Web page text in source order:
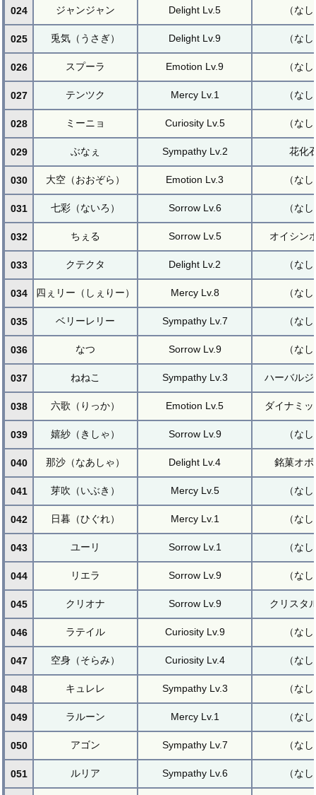
024 ジャンジャン Delight Lv.5 （な
025 兎気（うさぎ） Delight Lv.9 （な
026 スプーラ Emotion Lv.9 （な
027 テンツク Mercy Lv.1 （な
028 ミーニョ Curiosity Lv.5 （な
029 ぶなぇ Sympathy Lv.2 花化
030 大空（おおぞら） Emotion Lv.3 （な
031 七彩（ないろ） Sorrow Lv.6 （な
032 ちぇる Sorrow Lv.5 オイシン
033 クテクタ Delight Lv.2 （な
034 四ぇリー（しぇりー） Mercy Lv.8 （な
035 ベリーレリー Sympathy Lv.7 （な
036 なつ Sorrow Lv.9 （な
037 ねねこ Sympathy Lv.3 ハーバル
038 六歌（りっか） Emotion Lv.5 ダイナミ
039 嬉紗（きしゃ） Sorrow Lv.9 （な
040 那沙（なあしゃ） Delight Lv.4 銘菓オボ
041 芽吹（いぶき） Mercy Lv.5 （な
042 日暮（ひぐれ） Mercy Lv.1 （な
043 ユーリ Sorrow Lv.1 （な
044 リエラ Sorrow Lv.9 （な
045 クリオナ Sorrow Lv.9 クリスタ
046 ラテイル Curiosity Lv.9 （な
047 空身（そらみ） Curiosity Lv.4 （な
048 キュレレ Sympathy Lv.3 （な
049 ラルーン Mercy Lv.1 （な
050 アゴン Sympathy Lv.7 （な
051 ルリア Sympathy Lv.6 （な